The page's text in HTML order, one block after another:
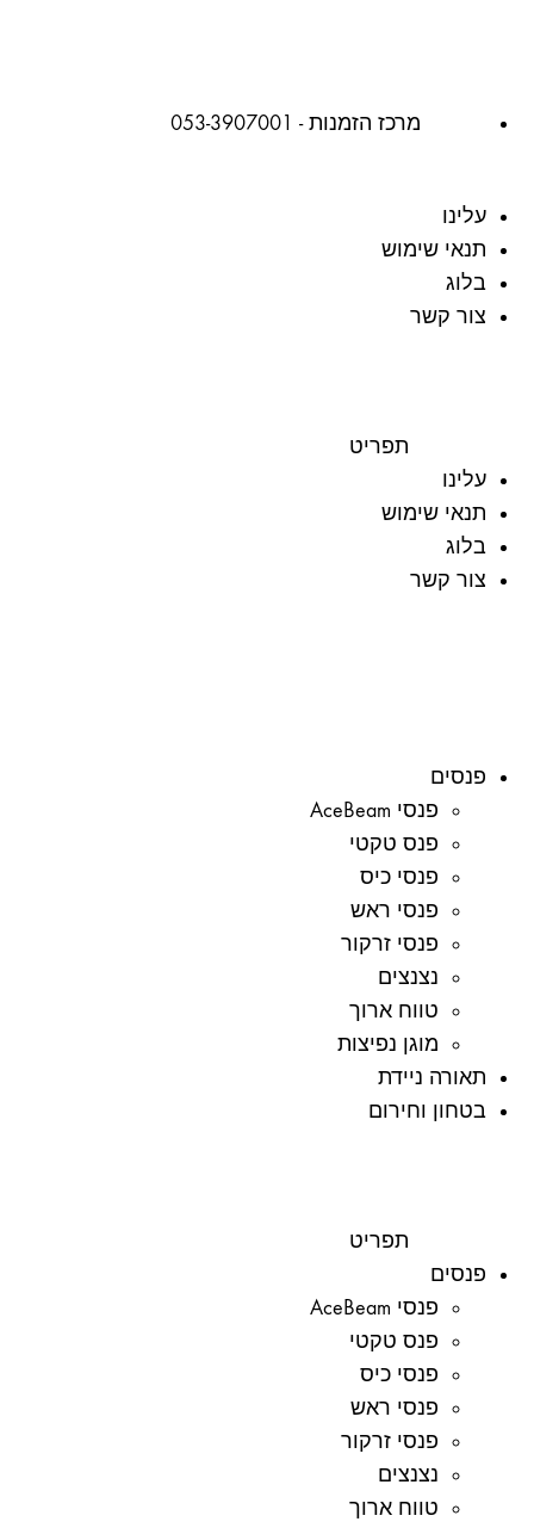
מרכז הזמנות - 053-3907001
עלינו
תנאי שימוש
בלוג
צור קשר
תפריט
עלינו
תנאי שימוש
בלוג
צור קשר
פנסים
פנסי AceBeam
פנס טקטי
פנסי כיס
פנסי ראש
פנסי זרקור
נצנצים
טווח ארוך
מוגן נפיצות
תאורה ניידת
בטחון וחירום
תפריט
פנסים
פנסי AceBeam
פנס טקטי
פנסי כיס
פנסי ראש
פנסי זרקור
נצנצים
טווח ארוך